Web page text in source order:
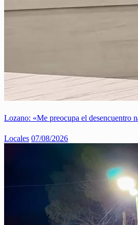
Lozano: «Me preocupa el desencuentro
Locales 07/08/2026